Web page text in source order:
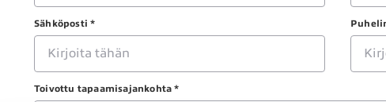
Sähköposti *
Toivottu tapaamisajankohta *